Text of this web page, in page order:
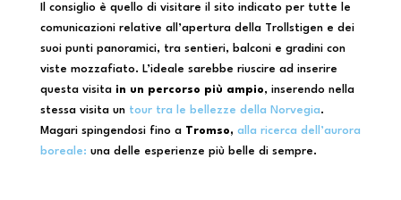
Il consiglio è quello di visitare il sito indicato per tutte le
comunicazioni relative all’apertura della Trollstigen e dei
suoi punti panoramici, tra sentieri, balconi e gradini con
viste mozzafiato. L’ideale sarebbe riuscire ad inserire
questa visita in un percorso più ampio, inserendo nella
stessa visita un tour tra le bellezze della Norvegia.
Magari spingendosi fino a Tromso, alla ricerca dell’aurora
boreale: una delle esperienze più belle di sempre.